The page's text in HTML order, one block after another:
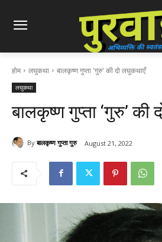
होम लघुकथा बालकृष्ण गुप्ता 'गुरु' की दो लघुकथाएँ
लघुकथा
बालकृष्ण गुप्ता ‘गुरु’ की
By बालकृष्ण गुप्ता गुरु August 21, 2022